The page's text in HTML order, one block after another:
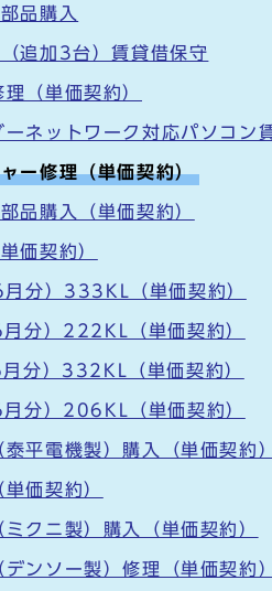
品購入
追加3台）賃貸借保守
（単価契約）
ネットワーク対応パソコン
ー修理（単価契約）
品購入（単価契約）
価契約）
分）333KL（単価契約）
分）222KL（単価契約）
分）332KL（単価契約）
分）206KL（単価契約）
平電機製）購入（単価契約）
価契約）
クニ製）購入（単価契約）
ンソー製）修理（単価契約）